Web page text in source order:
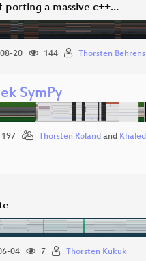
a massive c++…
20 144 Thorsten Behrens
SymPy
197 Thorsten Rolandand
04 7 Thorsten Kukuk